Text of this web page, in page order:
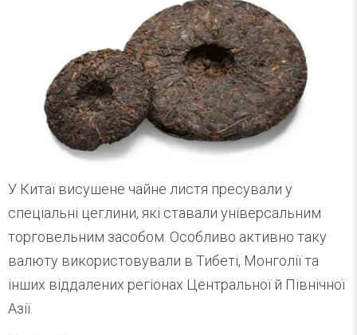
У Китаї висушене чайне листя пресували у
спеціальні цеглини, які ставали універсальним
торговельним засобом. Особливо активно таку
валюту використовували в Тибеті, Монголії та
інших віддалених регіонах Центральної й Північної
Азії.